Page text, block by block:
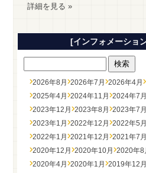
詳細を見る »
[インフォメーショ
2026年8月 2026年7月 2026年4月
2025年4月 2024年11月 2024年7
2023年12月 2023年8月 2023年7
2023年1月 2022年12月 2022年5
2022年1月 2021年12月 2021年7
2020年12月 2020年10月 2020年8
2020年4月 2020年1月 2019年12